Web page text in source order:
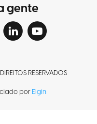
gente
RESERVADOS
porElgin